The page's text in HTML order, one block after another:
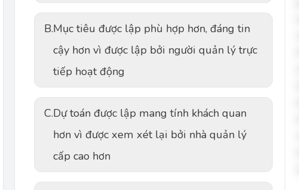
B.Mục tiêu được lập phù hợp hơn, đáng tin
cậy hơn vì được lập bởi người quản lý trực
tiếp hoạt động
C.Dự toán được lập mang tính khách quan
hơn vì được xem xét lại bởi nhà quản lý
cấp cao hơn